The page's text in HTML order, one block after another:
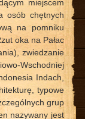
miejscem
osób chętnych
na pomniku
oka na Pałac
zwiedzanie
Wschodniej
Indach,
typowe
grup
nazywany jest